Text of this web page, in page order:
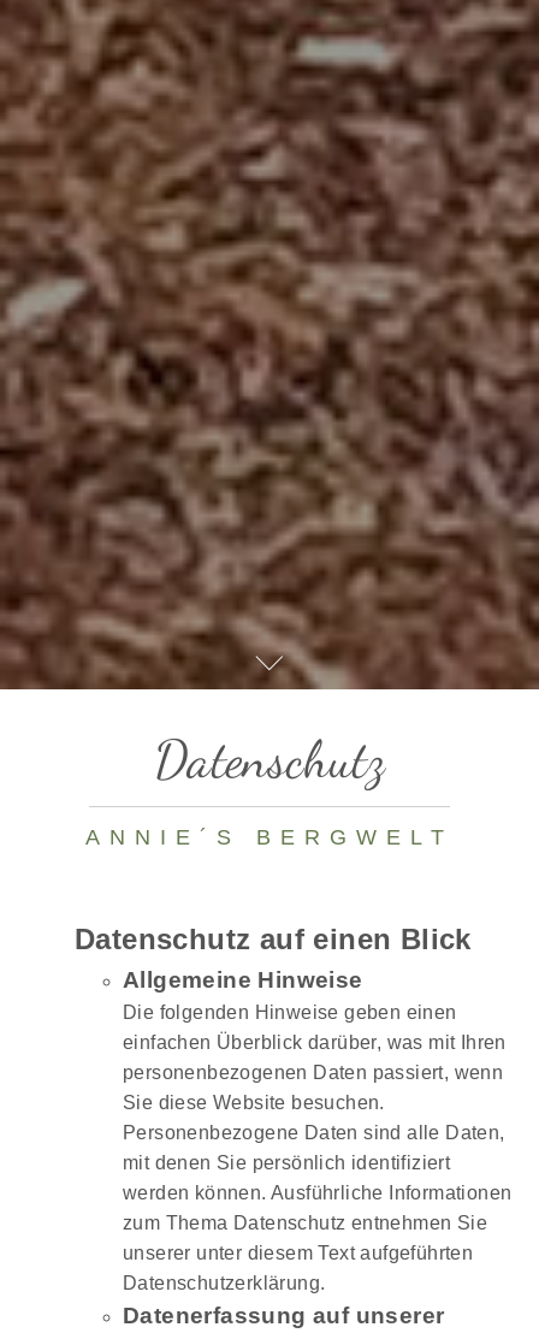
Datenschutz
ANNIE´S BERGWELT
Datenschutz auf einen Blick
Allgemeine Hinweise
Die folgenden Hinweise geben einen
einfachen Überblick darüber, was mit Ihren
personenbezogenen Daten passiert, wenn
Sie diese Website besuchen.
Personenbezogene Daten sind alle Daten,
mit denen Sie persönlich identifiziert
werden können. Ausführliche Informationen
zum Thema Datenschutz entnehmen Sie
unserer unter diesem Text aufgeführten
Datenschutzerklärung.
Datenerfassung auf unserer